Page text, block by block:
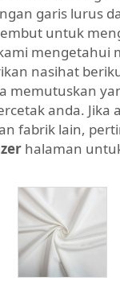
garis lurus
untuk
mengetahui
nasihat
memutuskan
anda. Jika
fabrik lain,
halaman